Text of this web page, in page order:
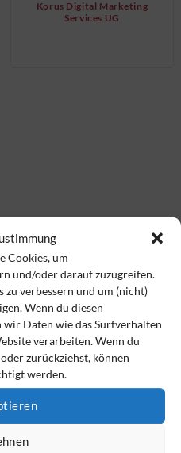
Cookies, um
und/oder darauf zuzugreifen.
zu verbessern und um (nicht)
Wenn du diesen
Daten wie das Surfverhalten
verarbeiten. Wenn du
zurückziehst, können
werden.
Korus Digital Marketing
Services UG